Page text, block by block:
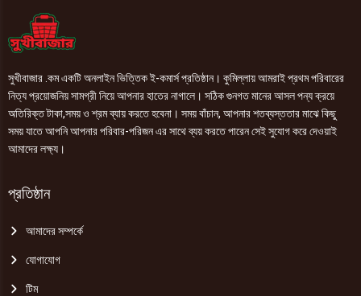
সুখীবাজার .কম একটি অনলাইন ভিত্তিক ই-কমার্স প্রতিষ্ঠান। কুমিল্লায় আমরাই প্রথম পরিবারের
নিত্য প্রয়োজনিয় সামগ্রী নিয়ে আপনার হাতের নাগালে। সঠিক গুনগত মানের আসল পন্য ক্রয়ে
অতিরিক্ত টাকা,সময় ও শ্রম ব্যায় করতে হবেনা। সময় বাঁচান, আপনার শতব্যস্ততার মাঝে কিছু
সময় যাতে আপনি আপনার পরিবার-পরিজন এর সাথে ব্যয় করতে পারেন সেই সুযোগ করে দেওয়াই
আমাদের লক্ষ্য।
প্রতিষ্ঠান
আমাদের সম্পর্কে
যোগাযোগ
টিম